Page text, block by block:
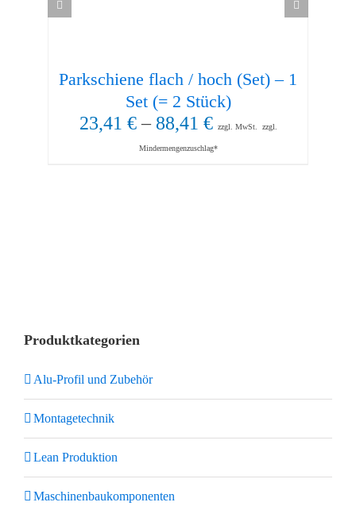
Parkschiene flach / hoch (Set) – 1
Set (= 2 Stück)
23,41 €– 88,41 € zzgl. MwSt. zzgl.
Mindermengenzuschlag*
Produktkategorien
Alu-Profil und Zubehör
Montagetechnik
Lean Produktion
Maschinenbaukomponenten